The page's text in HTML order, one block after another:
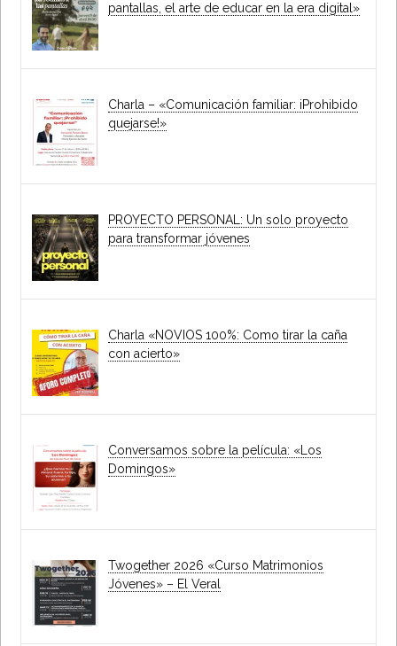
pantallas, el arte de educar en la era digital»
Charla – «Comunicación familiar: iProhibido
quejarse!»
PROYECTO PERSONAL: Un solo proyecto
para transformar jóvenes
Charla «NOVIOS 100%: Como tirar la caña
con acierto»
Conversamos sobre la película: «Los
Domingos»
Twogether 2026 «Curso Matrimonios
Jóvenes» – El Veral